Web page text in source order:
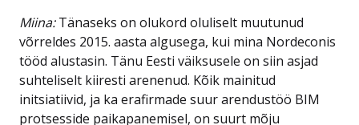
Miina:Tänaseks on olukord oluliselt muutunud
võrreldes 2015. aasta algusega, kui mina Nordeconis
tööd alustasin. Tänu Eesti väiksusele on siin asjad
suhteliselt kiiresti arenenud. Kõik mainitud
initsiatiivid, ja ka erafirmade suur arendustöö BIM
protsesside paikapanemisel, on suurt mõju